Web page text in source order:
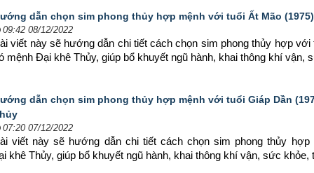
dẫn chọn sim phong thủy hợp mệnh với tuổi Ất Mão
09:42 08/12/2022
viết này sẽ hướng dẫn chi tiết cách chọn sim phong thủy hợp với
mệnh Đại khê Thủy, giúp bổ khuyết ngũ hành, khai thông khí vận,
dẫn chọn sim phong thủy hợp mệnh với tuổi Giáp Dần
07:20 07/12/2022
viết này sẽ hướng dẫn chi tiết cách chọn sim phong thủy hợp
khê Thủy, giúp bổ khuyết ngũ hành, khai thông khí vận, sức